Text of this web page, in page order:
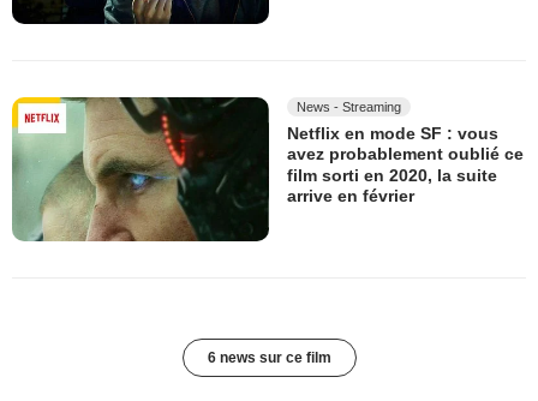
News - Streaming
Netflix en mode SF : vous
avez probablement oublié ce
film sorti en 2020, la suite
arrive en février
6 news sur ce film